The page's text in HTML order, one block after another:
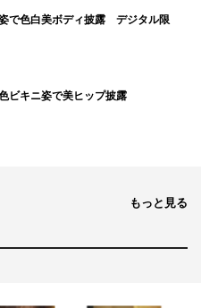
不思議な化学反応が起き、
るのが魅力です。その世界
今回、廣木隆一監督にオフ
、この小説を映像化できる
していただければと思いま
で色白美ボディ披露 デジタル限
ビキニ姿で美ヒップ披露
もっと見る